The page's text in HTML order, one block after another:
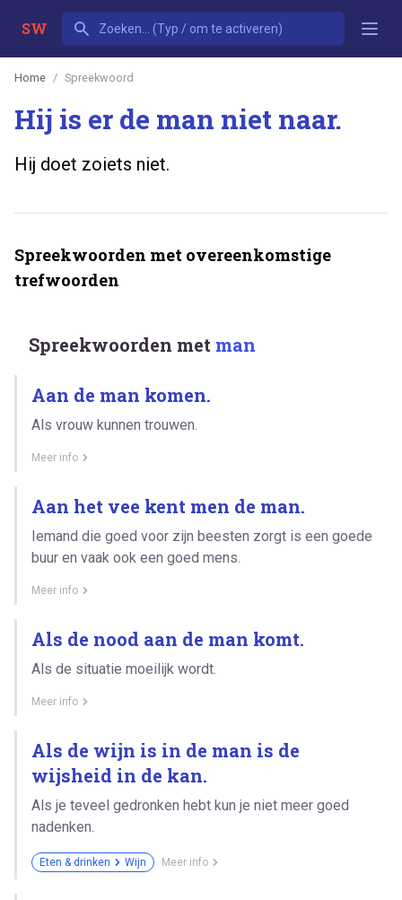
SW
Home Spreekwoord
Hij is er de man niet naar.
Hij doet zoiets niet.
Spreekwoorden met overeenkomstige
trefwoorden
Spreekwoorden met man
Aan de man komen.
Als vrouw kunnen trouwen.
Meer info
Aan het vee kent men de man.
Iemand die goed voor zijn beesten zorgt is een goede
buur en vaak ook een goed mens.
Meer info
Als de nood aan de man komt.
Als de situatie moeilijk wordt.
Meer info
Als de wijn is in de man is de
wijsheid in de kan.
Als je teveel gedronken hebt kun je niet meer goed
nadenken.
Eten & drinken Wijn Meer info